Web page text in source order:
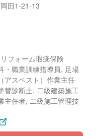
田1-21-13
フォーム瑕疵保険
・職業訓練指導員, 足場
アスベスト）作業主任
替診断士, 二級建築施工
主任者, 二級施工管理技